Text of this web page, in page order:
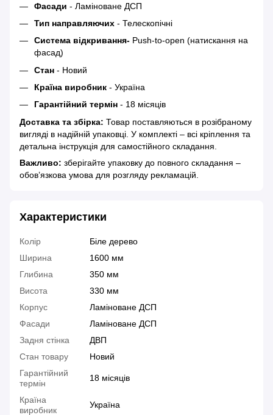
Фасади - Ламіноване ДСП
Тип направляючих - Телескопічні
Система відкривання- Push-to-open (натискання на
фасад)
Стан - Новий
Країна виробник - Україна
Гарантійний термін - 18 місяців
Доставка та збірка: Товар поставляються в розібраному
вигляді в надійній упаковці. У комплекті – всі кріплення та
детальна інструкція для самостійного складання.
Важливо: зберігайте упаковку до повного складання –
обов’язкова умова для розгляду рекламацій.
Характеристики
Колір
Біле дерево
Ширина
1600 мм
Глибина
350 мм
Висота
330 мм
Корпус
Ламіноване ДСП
Фасади
Ламіноване ДСП
Задня стінка
ДВП
Стан товару
Новий
Гарантійний
термін
18 місяців
Країна
виробник
Україна